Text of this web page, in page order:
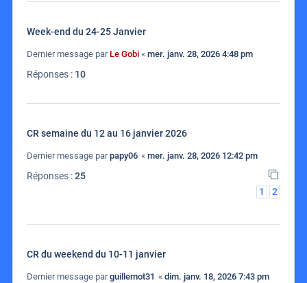
Week-end du 24-25 Janvier
Dernier message par Le Gobi « mer. janv. 28, 2026 4:48 pm
Réponses : 10
CR semaine du 12 au 16 janvier 2026
Dernier message parpapy06 « mer. janv. 28, 2026 12:42 pm
Réponses :25
1
2
CR du weekend du 10-11 janvier
Dernier message parguillemot31 « dim. janv. 18, 2026 7:43 pm